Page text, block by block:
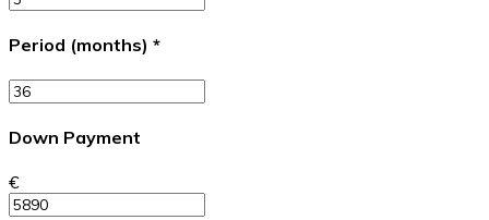
Period (months) *
Down Payment
€